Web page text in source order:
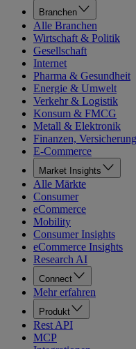
Branchen
Alle Branchen
Wirtschaft & Politik
Gesellschaft
Internet
Pharma & Gesundheit
Energie & Umwelt
Verkehr & Logistik
Konsum & FMCG
Metall & Elektronik
Finanzen,
E-Commerce
Market Insights
Alle Märkte
Consumer
eCommerce
Mobility
Consumer Insights
eCommerce Insights
Research AI
Connect
Mehr erfahren
Produkt
Rest API
MCP